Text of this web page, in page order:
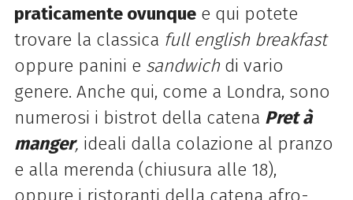
praticamente ovunquee qui potete
trovare la classica full english breakfast
oppure panini e sandwichdi vario
genere. Anche qui, come a Londra, sono
numerosi i bistrot della catena Pret à
manger, ideali dalla colazione al pranzo
e alla merenda (chiusura alle 18),